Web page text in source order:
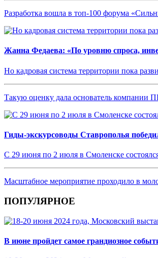
Разработка вошла в топ-100 форума
Жанна Федаева: «По уровню спроса,
Но кадровая система территории пока
Такую оценку дала основатель компании
Гиды-экскурсоводы Ставрополья
С 29 июня по 2 июля в Смоленске
Масштабное мероприятие проходило в
ПОПУЛЯРНОЕ
В июне пройдет самое грандиозное